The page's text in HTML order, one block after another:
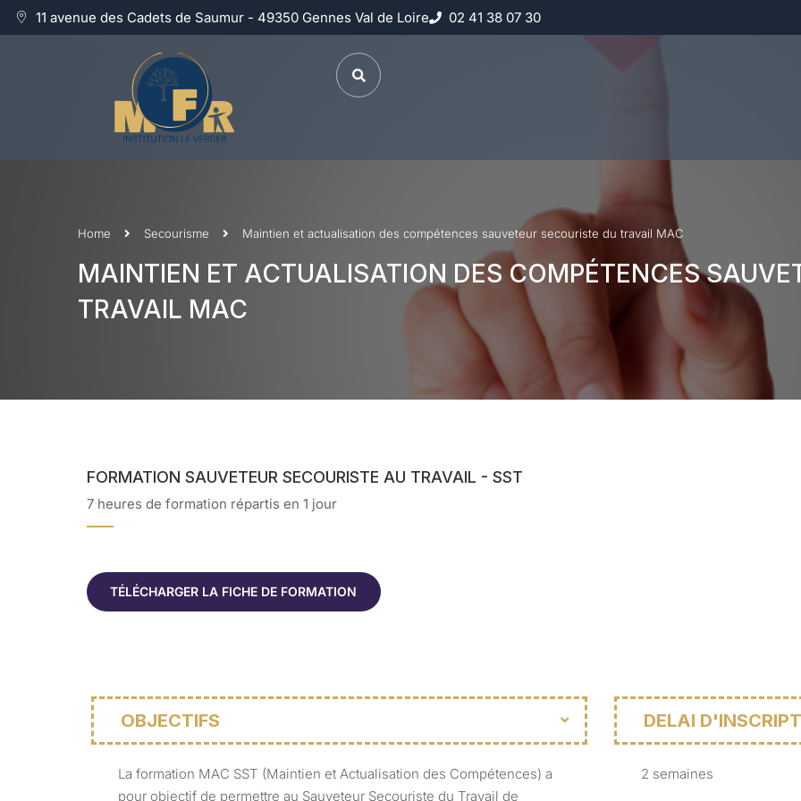
11 avenue des Cadets de Saumur - 49350 Gennes Val de Loire 02 41 38 07 30
Home Secourisme Maintien et actualisation des compétences sauveteur secouriste du travail MAC
MAINTIEN ET ACTUALISATION DES COMPÉTENCES
TRAVAIL MAC
FORMATION SAUVETEUR SECOURISTE AU TRAVAIL - SST
7 heures de formation répartis en 1 jour
TÉLÉCHARGER LA FICHE DE FORMATION
OBJECTIFS
La formation MAC SST (Maintien et Actualisation des Compétences) a
pour objectif de permettre au Sauveteur Secouriste du Travail de
DELAI
2 semaines